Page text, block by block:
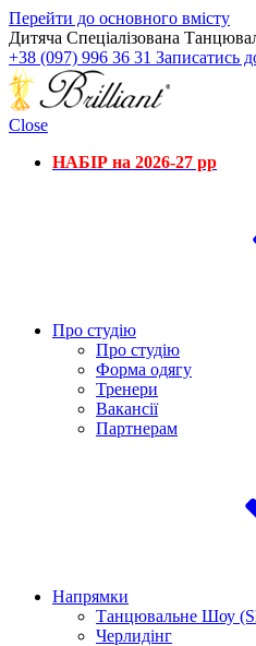
Перейти до основного вмісту
Дитяча Спеціалізована
+38 (097) 996 36 31 Записатись
Close
НАБІР на 2026-27 рр
Про студію
Про студію
Форма одягу
Тренери
Вакансії
Партнерам
Напрямки
Танцювальне Шоу
Черлидінг